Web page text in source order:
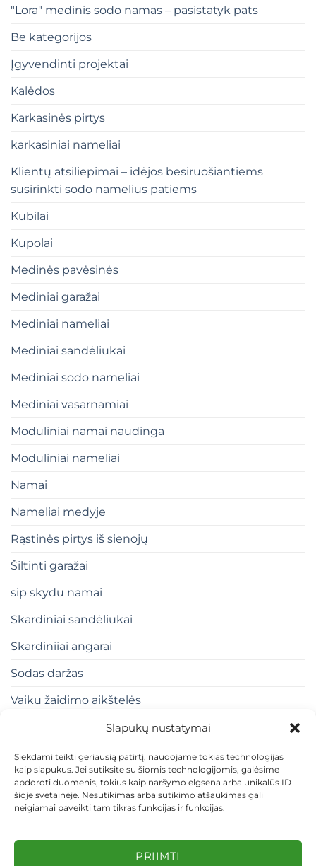
Slapukų nustatymai
Siekdami teikti geriausią patirtį, naudojame tokias technologijas
kaip slapukus. Jei sutiksite su šiomis technologijomis, galėsime
apdoroti duomenis, tokius kaip naršymo elgsena arba unikalūs ID
šioje svetainėje. Nesutikimas arba sutikimo atšaukimas gali
neigiamai paveikti tam tikras funkcijas ir funkcijas.
PRIIMTI
"Lora" medinis sodo namas – pasistatyk pats
Be kategorijos
Įgyvendinti projektai
Kalėdos
Karkasinės pirtys
karkasiniai nameliai
Klientų atsiliepimai – idėjos besiruošiantiems
susirinkti sodo namelius patiems
Kubilai
Kupolai
Medinės pavėsinės
Mediniai garažai
Mediniai nameliai
Mediniai sandėliukai
Mediniai sodo nameliai
Mediniai vasarnamiai
Moduliniai namai naudinga
Moduliniai nameliai
Namai
Nameliai medyje
Rąstinės pirtys iš sienojų
Šiltinti garažai
sip skydu namai
Skardiniai sandėliukai
Skardiniiai angarai
Sodas daržas
Vaiku žaidimo aikštelės
KEITIMAS IR GRĄŽINIMAS
PRIVATUMO POLITIKA